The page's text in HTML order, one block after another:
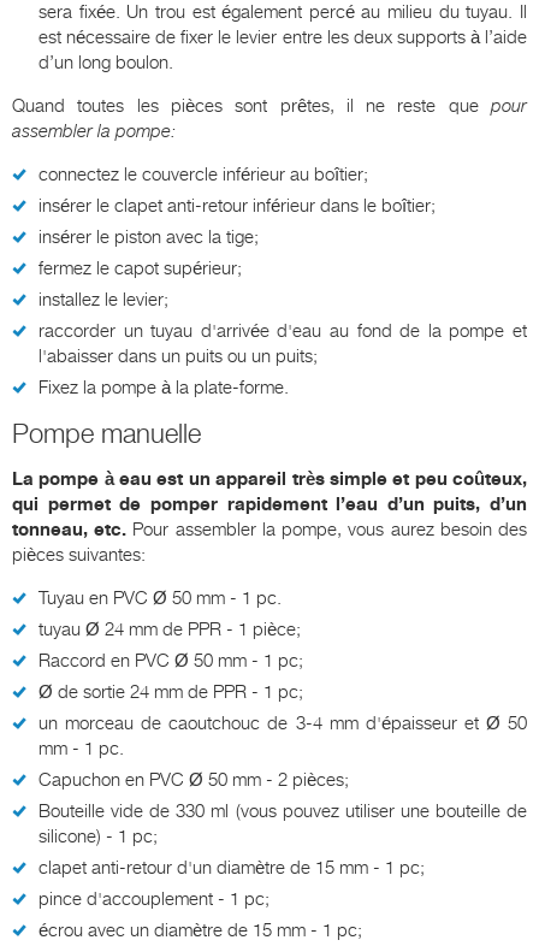
sera fixée. Un trou est également percé au milieu du tuyau. Il
est nécessaire de fixer le levier entre les deux supports à l’aide
d’un long boulon.
Quand toutes les pièces sont prêtes, il ne reste que pour
assembler la pompe:
connectez le couvercle inférieur au boîtier;
insérer le clapet anti-retour inférieur dans le boîtier;
insérer le piston avec la tige;
fermez le capot supérieur;
installez le levier;
raccorder un tuyau d'arrivée d'eau au fond de la pompe et
l'abaisser dans un puits ou un puits;
Fixez la pompe à la plate-forme.
Pompe manuelle
La pompe à eau est un appareil très simple et peu coûteux,
qui permet de pomper rapidement l’eau d’un puits, d’un
tonneau, etc. Pour assembler la pompe, vous aurez besoin des
pièces suivantes:
Tuyau en PVC Ø 50 mm - 1 pc.
tuyau Ø 24 mm de PPR - 1 pièce;
Raccord en PVC Ø 50 mm - 1 pc;
Ø de sortie 24 mm de PPR - 1 pc;
un morceau de caoutchouc de 3-4 mm d'épaisseur et Ø 50
mm - 1 pc.
Capuchon en PVC Ø 50 mm - 2 pièces;
Bouteille vide de 330 ml (vous pouvez utiliser une bouteille de
silicone) - 1 pc;
clapet anti-retour d'un diamètre de 15 mm - 1 pc;
pince d'accouplement - 1 pc;
écrou avec un diamètre de 15 mm - 1 pc;